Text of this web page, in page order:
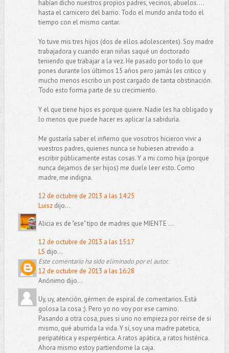
habían dicho nuestros propios padres, vecinos, abuelos....
hasta el carnicero del barrio. Todo el mundo anda todo el
tiempo con el mismo cantar.
Yo tuve mis tres hijos (dos de ellos adolescentes). Soy madre
trabajadora y cuando eran niñas saqué un doctorado
teniendo que trabajar a la vez. He pasado por todo lo que
pones durante los últimos 15 años pero jamás les critico y
mucho menos escribo un post cargado de tanta obstinación.
Todo esto forma parte de su crecimiento.
Y el que tiene hijos es porque quiere. Nadie les ha obligado y
lo menos que puede hacer es aplicar la sabiduría.
Me gustaría saber el infierno que vosotros hicieron vivir a
vuestros padres, quienes nunca se hubiesen atrevido a
escribir públicamente estas cosas. Y a mi como hija (porque
nunca dejamos de ser hijos) me duele leer esto. Como
madre, me indigna.
12 de octubre de 2013 a las 14:25
Luiszdijo...
Alicia es de "ese" tipo de madres que MIENTE ...
12 de octubre de 2013 a las 15:17
LS dijo...
Este comentario ha sido eliminado por el autor.
12 de octubre de 2013 a las 16:28
Anónimo dijo...
Uy, uy, atención, gérmen de espiral de comentarios. Está
golosa la cosa ;). Pero yo no voy por ese camino.
Pasando a otra cosa, pues si uno no empieza por reirse de si
mismo, qué aburrida la vida. Y sí, soy una madre patetica,
peripatética y esperpéntica. A ratos apática, a ratos histérica.
Ahora mismo estoy partiendome la caja.